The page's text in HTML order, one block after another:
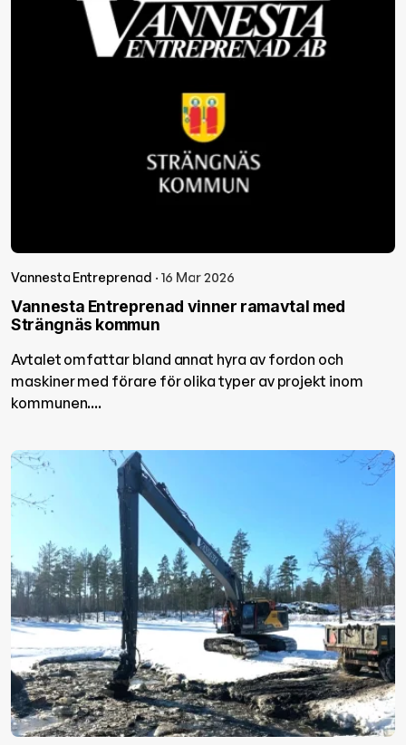
Vannesta Entreprenad · 16 Mar 2026
Vannesta Entreprenad vinner ramavtal med
Strängnäs kommun
Avtalet omfattar bland annat hyra av fordon och
maskiner med förare för olika typer av projekt inom
kommunen....